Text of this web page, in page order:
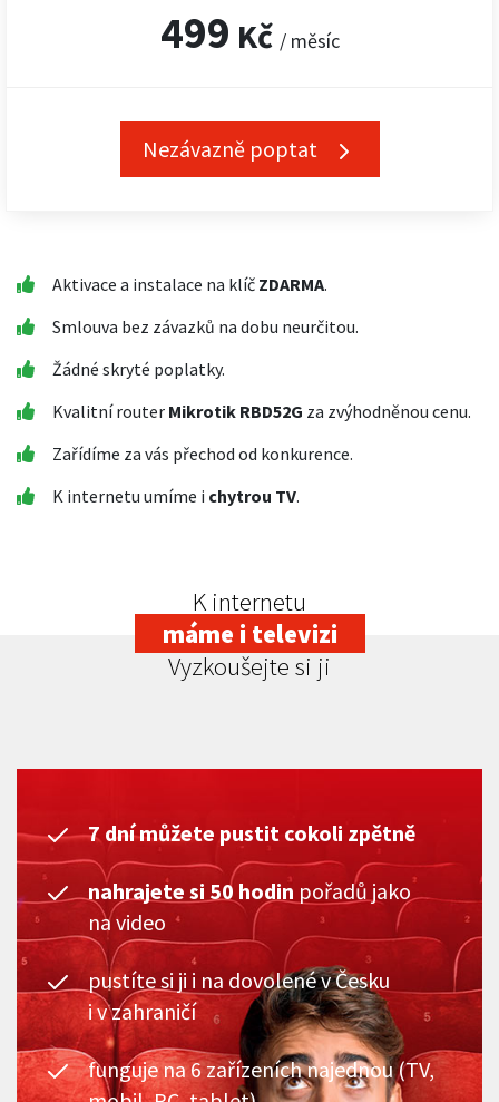
499 Kč / měsíc
Nezávazně poptat
Aktivace a instalace na klíč ZDARMA.
Smlouva bez závazků na dobu neurčitou.
Žádné skryté poplatky.
Kvalitní router Mikrotik RBD52G za zvýhodněnou cenu.
Zařídíme za vás přechod od konkurence.
K internetu umíme i chytrou TV.
K internetu
máme i televizi
Vyzkoušejte si ji
7 dní můžete pustit cokoli zpětně
nahrajete si 50 hodin pořadů jako
na video
pustíte si ji i na dovolené v Česku
i v zahraničí
funguje na 6 zařízeních najednou (TV,